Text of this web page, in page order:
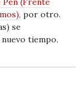
por otro.
se
nuevo tiempo.